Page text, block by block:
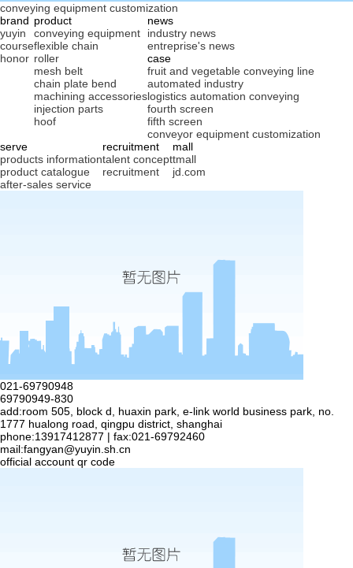
conveying equipment customization
brand
yuyin
course
honor
product
conveying equipment
flexible chain
roller
mesh belt
chain plate bend
machining accessories
injection parts
hoof
news
industry news
entreprise's news
case
fruit and vegetable conveying line
automated industry
logistics automation conveying
fourth screen
fifth screen
conveyor equipment customization
serve
products information
product catalogue
after-sales service
recruitment
talent concept
recruitment
mall
tmall
jd.com
021-69790948
69790949-830
add:room 505, block d, huaxin park, e-link world business park, no.
1777 hualong road, qingpu district, shanghai
phone:13917412877 | fax:021-69792460
mail:fangyan@yuyin.sh.cn
official account qr code